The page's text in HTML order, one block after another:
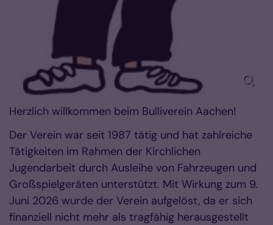
Herzlich willkommen beim Bulliverein Aachen!
Der Verein war seit 1987 tätig und hat zahlreiche
Tätigkeiten im Rahmen der Kirchlichen
Jugendarbeit durch Ausleihe von Fahrzeugen und
Großspielgeräten unterstützt. Mit Wirkung zum 9.
Juni 2026 wurde der Verein aufgelöst, da er sich
finanziell nicht mehr als tragfähig herausgestellt